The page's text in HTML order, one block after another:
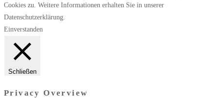
Cookies zu. Weitere Informationen erhalten Sie in unserer
Datenschutzerklärung.
Einverstanden
Schließen
Privacy Overview